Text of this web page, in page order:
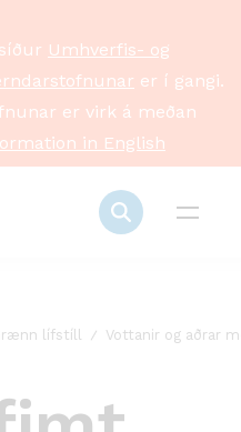
Umhverfis- og
er í gangi.
er virk á meðan
in English
lífstíll Vottanir og aðrar